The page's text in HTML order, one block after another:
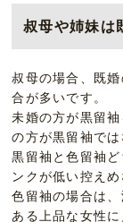
叔母や姉妹は
叔母の場合、既
合が多いです。
未婚の方が黒留
の方が黒留袖で
黒留袖と色留袖
ンクが低い控え
色留袖の場合は
ある上品な女性に